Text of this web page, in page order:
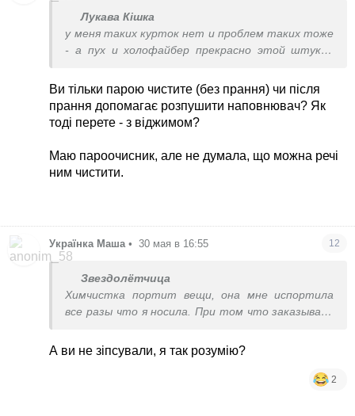
Лукава Кішка
у меня таких курток нет и проблем таких тоже
- а пух и холофайбер прекрасно этой штукой
Ви тільки парою чистите (без прання) чи після
прання допомагає розпушити наповнювач? Як
тоді перете - з віджимом?
Маю пароочисник, але не думала, що можна речі
ним чистити.
Українка Маша • 30 мая в 16:55 12
Звездолётчица
Химчистка портит вещи, она мне испортила
все разы что я носила. При том что заказывала
четыре раза дороже обычной для остальных. Та
была лет 17 назад. Потом они перешли на
А ви не зіпсували, я так розумію?
2